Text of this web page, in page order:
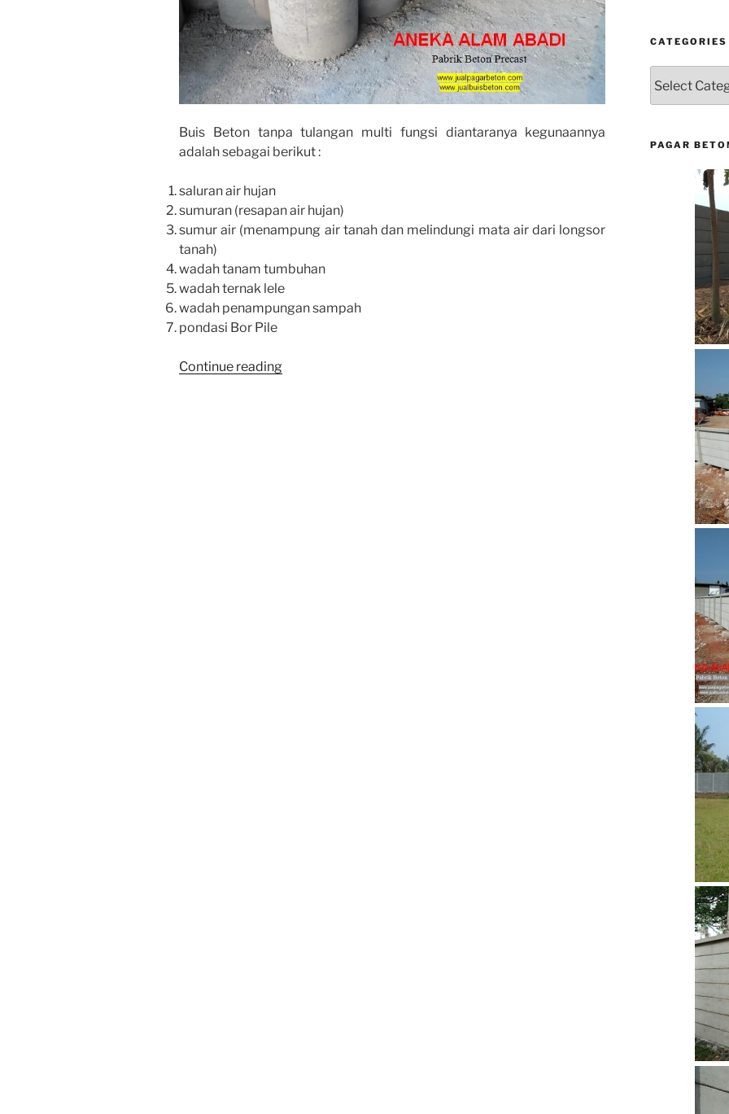
Buis Beton tanpa tulangan multi fungsi diantaranya kegunaannya
adalah sebagai berikut :
saluran air hujan
sumuran (resapan air hujan)
sumur air (menampung air tanah dan melindungi mata air dari longsor
tanah)
wadah tanam tumbuhan
wadah ternak lele
wadah penampungan sampah
pondasi Bor Pile
Continue reading“BUIS
CATEGORIES
PAGAR